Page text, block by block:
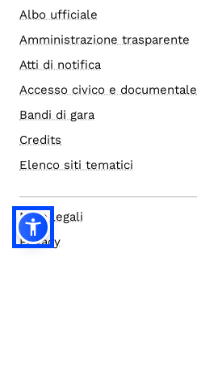
Albo ufficiale
Amministrazione trasparente
Atti di notifica
Accesso civico e documentale
Bandi di gara
Credits
Elenco siti tematici
Note legali
Privacy